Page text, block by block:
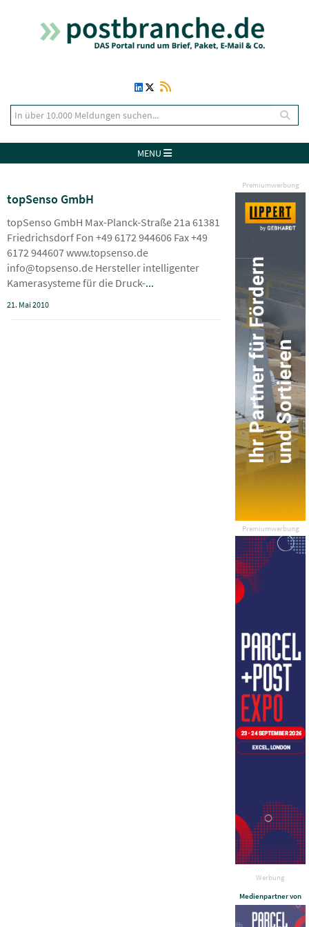
MENU
Premiumwerbung
Premiumwerbung
Werbung
Medienpartner von
topSenso GmbH
topSenso GmbH Max-Planck-Straße 21a 61381
Friedrichsdorf Fon +49 6172 944606 Fax +49
6172 944607 www.topsenso.de
info@topsenso.de Hersteller intelligenter
Kamerasysteme für die Druck-...
21. Mai 2010